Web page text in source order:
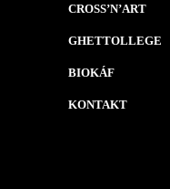
CROSS’N’ART
GHETTOLLEGE
BIOKÁF
KONTAKT